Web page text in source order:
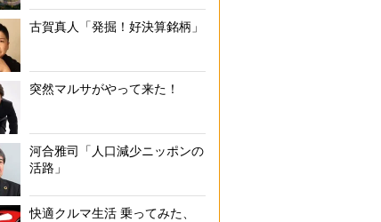
古賀真人「発掘！好決算銘柄」
突然マルサがやって来た！
河合雅司「人口減少ニッポンの
活路」
快適クルマ生活 乗ってみた、